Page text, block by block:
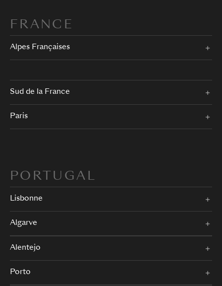
FRANCE
Alpes Françaises
Sud de la France
Paris
PORTUGAL
Lisbonne
Algarve
Alentejo
Porto